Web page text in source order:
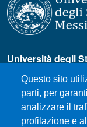
Questo sito
parti, per
analizzare il
profilazione e
Università degli
Piazza Pugliatti,
Cod. Fiscale
P.IVA
Centralino: 090